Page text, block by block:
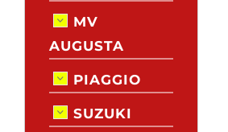
MV
AUGUSTA
PIAGGIO
SUZUKI